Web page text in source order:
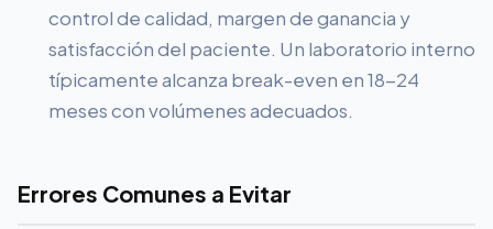
control de calidad, margen de ganancia y
satisfacción del paciente. Un laboratorio interno
típicamente alcanza break-even en 18-24
meses con volúmenes adecuados.
Errores Comunes a Evitar